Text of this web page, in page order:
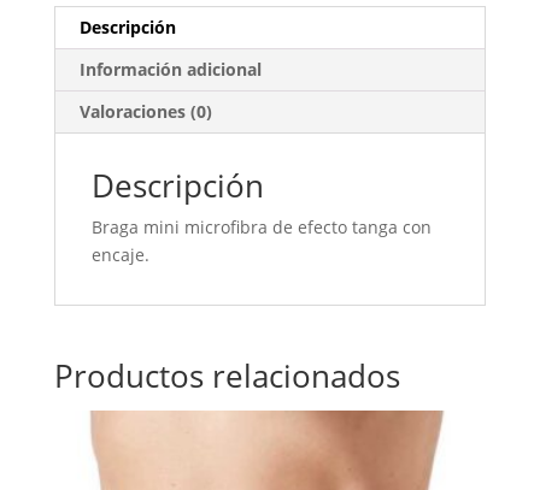
Descripción
Información adicional
Valoraciones (0)
Descripción
Braga mini microfibra de efecto tanga con
encaje.
Productos relacionados